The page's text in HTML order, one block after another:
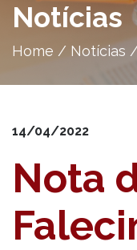
Notícias
Home / Notícias /
14/04/2022
Nota